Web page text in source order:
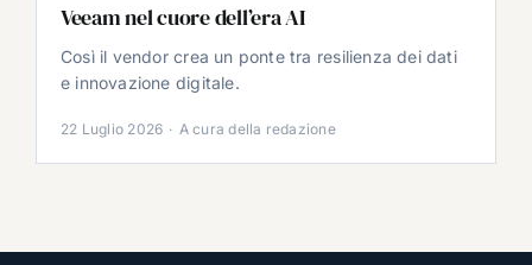
Veeam nel cuore dell’era AI
Così il vendor crea un ponte tra resilienza dei dati
e innovazione digitale.
22 Luglio 2026 · A cura della redazione